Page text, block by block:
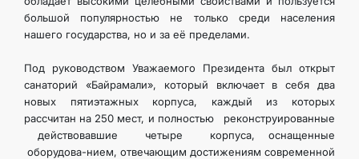
ARAGATNAŞYK
большой популярностью не только среди населения
нашего государства, но и за её пределами.
Под руководством Уважаемого Президента был открыт
санаторий «Байрамали», который включает в себя два
новых пятиэтажных корпуса, каждый из которых
рассчитан на 250 мест, и полностью реконструированные
действовавшие четыре корпуса, оснащенные
оборудова-нием, отвечающим достижениям современной